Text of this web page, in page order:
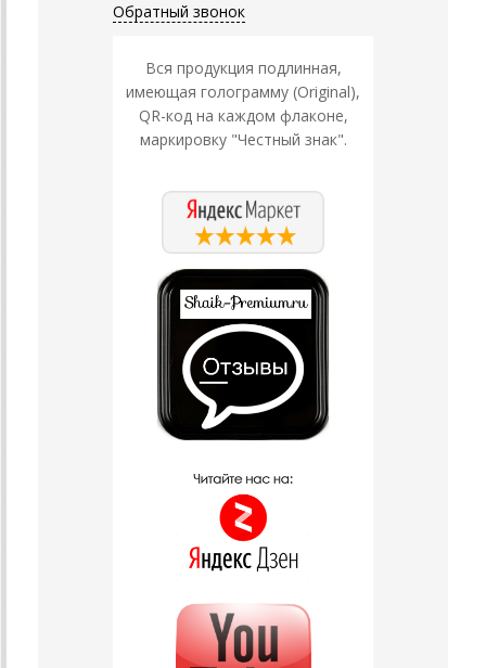
Обратный звонок
Вся продукция подлинная,
имеющая голограмму (Original),
QR-код на каждом флаконе,
маркировку "Честный знак".